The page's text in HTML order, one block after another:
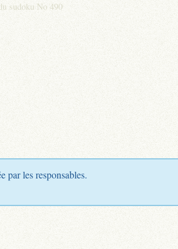
sudoku No 490
par les responsables.